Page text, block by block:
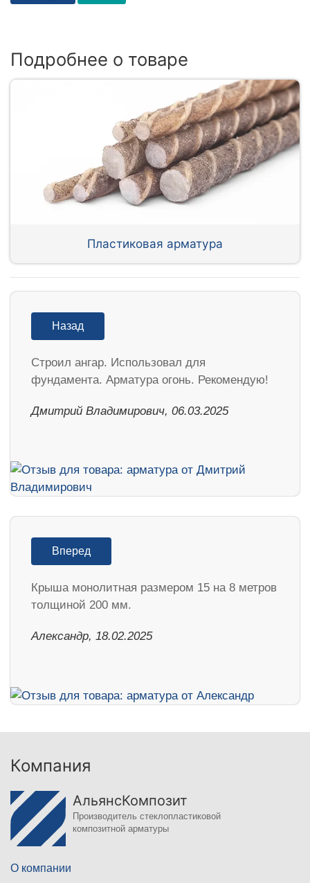
Подробнее о товаре
Пластиковая арматура
Назад
Строил ангар. Использовал для
фундамента. Арматура огонь. Рекомендую!
Дмитрий Владимирович, 06.03.2025
Вперед
Крыша монолитная размером 15 на 8 метров
толщиной 200 мм.
Александр, 18.02.2025
Компания
АльянсКомпозит
Производитель стеклопластиковой
композитной арматуры
О компании